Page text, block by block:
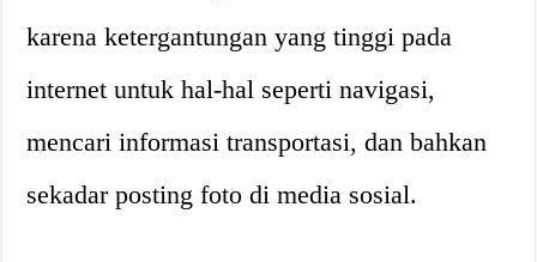
karena ketergantungan yang tinggi pada
internet untuk hal-hal seperti navigasi,
mencari informasi transportasi, dan bahkan
sekadar posting foto di media sosial.